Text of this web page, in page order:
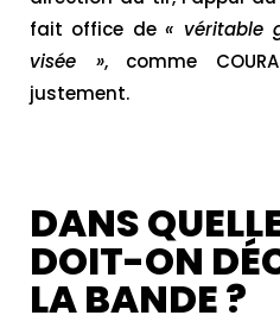
fait office de« véritable
visée », comme
justement.
DANS
DOIT-ON
LA BANDE ?